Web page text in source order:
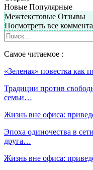
Новые Популярные
Межтекстовые Отзывы
Посмотреть все
Самое читаемое :
«Зеленая» повестка как
Традиции против
семьи…
Жизнь вне офиса:
Эпоха одиночества в
друга…
Жизнь вне офиса: